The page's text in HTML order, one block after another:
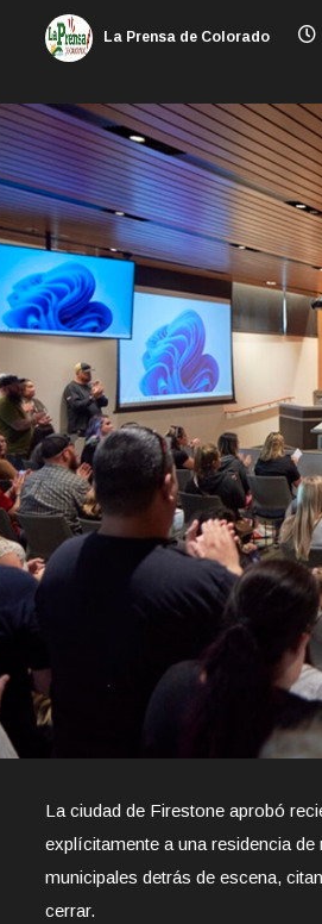
La Prensa de Colorado
La ciudad de Firestone aprobó
explícitamente a una residencia
municipales detrás de escena,
cerrar.